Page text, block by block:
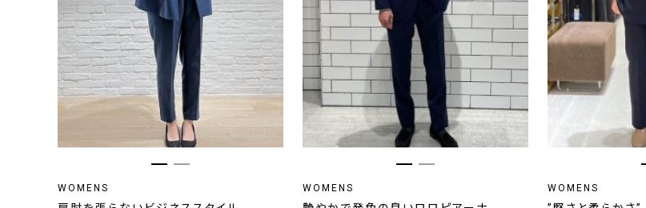
WOMENS WOMENS WOMENS